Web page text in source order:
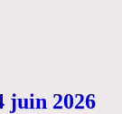
juin 2026